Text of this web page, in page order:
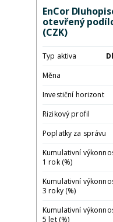
EnCor
otevřený
(CZK)
Typ aktiva
Měna
Investiční horizont
Rizikový profil
Poplatky za správu
Kumulativní
1 rok (%)
Kumulativní
3 roky (%)
Kumulativní
5 let (%)